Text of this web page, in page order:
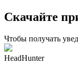
Скачайте
Чтобы получать
HeadHunter